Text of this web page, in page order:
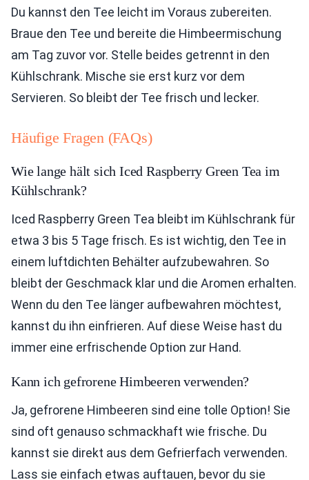
Du kannst den Tee leicht im Voraus zubereiten.
Braue den Tee und bereite die Himbeermischung
am Tag zuvor vor. Stelle beides getrennt in den
Kühlschrank. Mische sie erst kurz vor dem
Servieren. So bleibt der Tee frisch und lecker.
Häufige Fragen (FAQs)
Wie lange hält sich Iced Raspberry Green Tea im
Kühlschrank?
Iced Raspberry Green Tea bleibt im Kühlschrank für
etwa 3 bis 5 Tage frisch. Es ist wichtig, den Tee in
einem luftdichten Behälter aufzubewahren. So
bleibt der Geschmack klar und die Aromen erhalten.
Wenn du den Tee länger aufbewahren möchtest,
kannst du ihn einfrieren. Auf diese Weise hast du
immer eine erfrischende Option zur Hand.
Kann ich gefrorene Himbeeren verwenden?
Ja, gefrorene Himbeeren sind eine tolle Option! Sie
sind oft genauso schmackhaft wie frische. Du
kannst sie direkt aus dem Gefrierfach verwenden.
Lass sie einfach etwas auftauen, bevor du sie